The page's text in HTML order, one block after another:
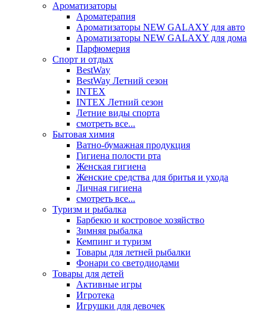
Ароматизаторы
Ароматерапия
Ароматизаторы NEW GALAXY для авто
Ароматизаторы NEW GALAXY для дома
Парфюмерия
Спорт и отдых
BestWay
BestWay Летний сезон
INTEX
INTEX Летний сезон
Летние виды спорта
смотреть все...
Бытовая химия
Ватно-бумажная продукция
Гигиена полости рта
Женская гигиена
Женские средства для бритья и ухода
Личная гигиена
смотреть все...
Туризм и рыбалка
Барбекю и костровое хозяйство
Зимняя рыбалка
Кемпинг и туризм
Товары для летней рыбалки
Фонари со светодиодами
Товары для детей
Активные игры
Игротека
Игрушки для девочек